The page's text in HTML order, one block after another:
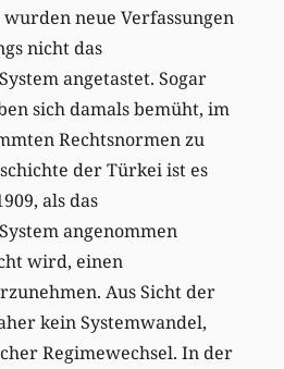
wurden neue Verfassungen
nicht das
angetastet. Sogar
sich damals bemüht, im
Rechtsnormen zu
der Türkei ist es
als das
angenommen
wird, einen
Aus Sicht der
kein Systemwandel,
Regimewechsel. In der